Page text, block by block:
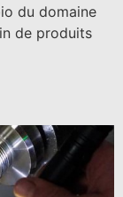
du domaine
de produits